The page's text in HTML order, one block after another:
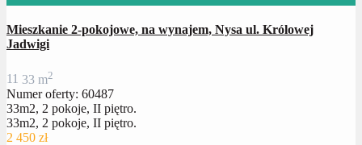
Mieszkanie 2-pokojowe, na wynajem, Nysa ul. Królowej
Jadwigi
11 33 m2
Numer oferty: 60487
33m2, 2 pokoje, II piętro.
33m2, 2 pokoje, II piętro.
2 450 zł